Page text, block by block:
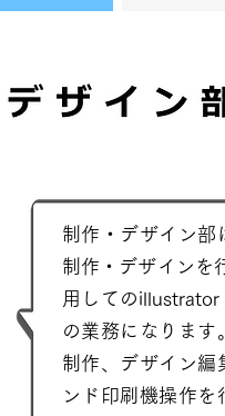
制作・デザイン部
制作・デザインを
用しての
の業務になります
制作、デザイン編
ンド印刷機操作を